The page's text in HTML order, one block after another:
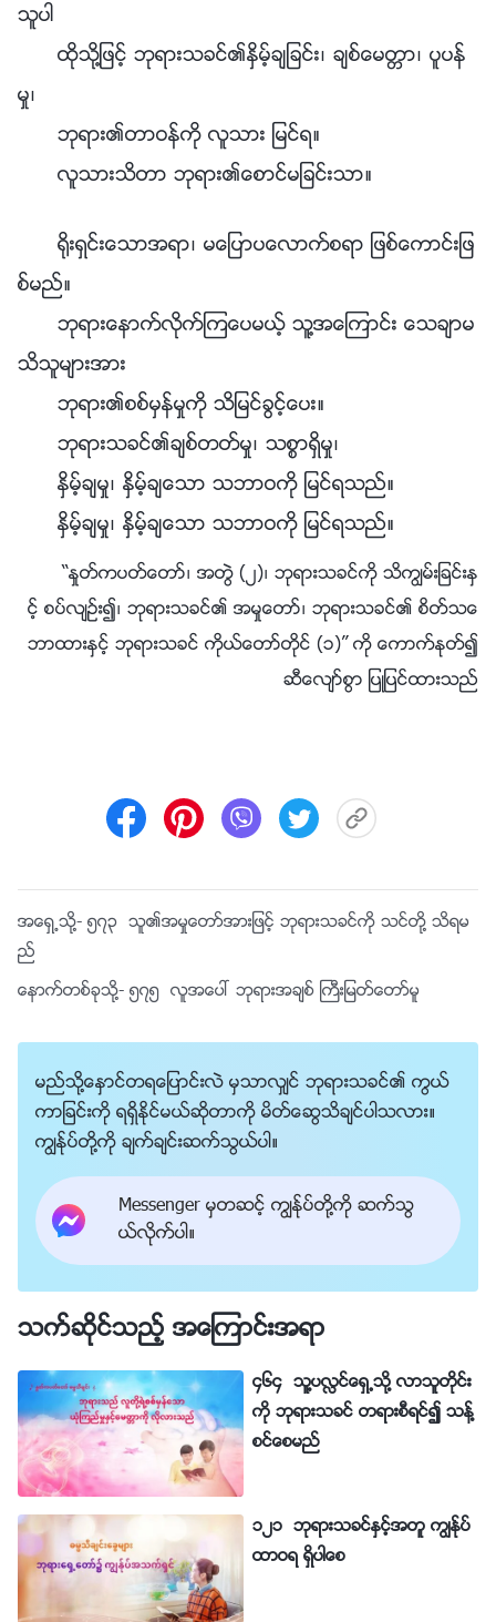
သူပါ
ထိုသို႔ျဖင့္ ဘုရားသခင္၏ႏွိမ့္ခ်ျခင္း၊ ခ်စ္ေမတၱာ၊ ပူပန္
မႈ၊
ဘုရား၏တာဝန္ကို လူသား ျမင္ရ။
လူသားသိတာ ဘုရား၏ေစာင္မျခင္းသာ။
႐ိုးရွင္းေသာအရာ၊ မေျပာပေလာက္စရာ ျဖစ္ေကာင္းျဖ
စ္မည္။
ဘုရားေနာက္လိုက္ၾကေပမယ့္ သူ႔အေၾကာင္း ေသခ်ာမ
သိသူမ်ားအား
ဘုရား၏စစ္မွန္မႈကို သိျမင္ခြင့္ေပး။
ဘုရားသခင္၏ခ်စ္တတ္မႈ၊ သစၥာရွိမႈ၊
ႏွိမ့္ခ်မႈ၊ ႏွိမ့္ခ်ေသာ သဘာဝကို ျမင္ရသည္။
ႏွိမ့္ခ်မႈ၊ ႏွိမ့္ခ်ေသာ သဘာဝကို ျမင္ရသည္။
“ႏႈတ္ကပတ္ေတာ္၊ အတြဲ (၂)၊ ဘုရားသခင္ကို သိကြၽမ္းျခင္းႏွ
င့္ စပ္လ်ဥ္း၍၊ ဘုရားသခင္၏ အမႈေတာ္၊ ဘုရားသခင္၏ စိတ္သေ
ဘာထားႏွင့္ ဘုရားသခင္ ကိုယ္ေတာ္တိုင္ (၁)” ကို ေကာက္ႏုတ္၍
ဆီေလ်ာ္စြာ ျပဳျပင္ထားသည္
အေရွ႕သို႔- ၅၇၃ သူ၏အမႈေတာ္အားျဖင့္ ဘုရားသခင္ကို သင္တို႔ သိရမ
ည္
ေနာက္တစ္ခုသို႔- ၅၇၅ လူအေပၚ ဘုရားအခ်စ္ ႀကီးျမတ္ေတာ္မူ
မည္သို႔ေႏွာင္တရေျပာင္းလဲ မွသာလွ်င္ ဘုရားသခင္၏ ကြယ္
ကာျခင္းကို ရရွိႏိုင္မယ္ဆိုတာကို မိတ္ေဆြသိခ်င္ပါသလား။
ကြၽန္ုပ္တို႔ကို ခ်က္ခ်င္းဆက္သြယ္ပါ။
Messenger မွတဆင့္ ကြၽန္ုပ္တို႔ကို ဆက္သြ
ယ္လိုက္ပါ။
သက္ဆိုင္သည့္ အေၾကာင္းအရာ
၄၆၄ သူ႔ပလႅင္ေရွ႕သို႔ လာသူတိုင္း
ကို ဘုရားသခင္ တရားစီရင္၍ သန႔္
စင္ေစမည္
၁၂၁ ဘုရားသခင္ႏွင့္အတူ ကြၽန္ုပ္
ထာဝရ ရွိပါေစ